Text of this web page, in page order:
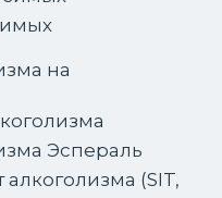
на
Эспераль
(SIT,